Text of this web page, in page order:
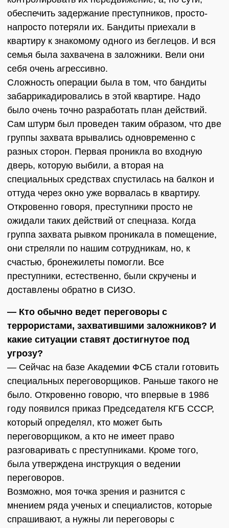
обеспечить задержание преступников, просто-
напросто потеряли их. Бандиты приехали в
квартиру к знакомому одного из беглецов. И вся
семья была захвачена в заложники. Вели они
себя очень агрессивно.
Сложность операции была в том, что бандиты
забаррикадировались в этой квартире. Надо
было очень точно разработать план действий.
Сам штурм был проведен таким образом, что две
группы захвата врывались одновременно с
разных сторон. Первая проникла во входную
дверь, которую выбили, а вторая на
специальных средствах спустилась на балкон и
оттуда через окно уже ворвалась в квартиру.
Откровенно говоря, преступники просто не
ожидали таких действий от спецназа. Когда
группа захвата рывком проникала в помещение,
они стреляли по нашим сотрудникам, но, к
счастью, бронежилеты помогли. Все
преступники, естественно, были скручены и
доставлены обратно в СИЗО.
— Кто обычно ведет переговоры с
террористами, захватившими заложников? И
какие ситуации ставят достигнутое под
угрозу?
— Сейчас на базе Академии ФСБ стали готовить
специальных переговорщиков. Раньше такого не
было. Откровенно говорю, что впервые в 1986
году появился приказ Председателя КГБ СССР,
который определял, кто может быть
переговорщиком, а кто не имеет право
разговаривать с преступниками. Кроме того,
была утверждена инструкция о ведении
переговоров.
Возможно, моя точка зрения и разнится с
мнением ряда ученых и специалистов, которые
спрашивают, а нужны ли переговоры с